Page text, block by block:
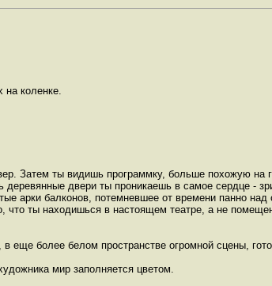
на коленке.
Затем ты видишь программку, больше похожую на
двери ты проникаешь в самое сердце -
арки балконов, потемневшее от времени панно над
ты находишься в настоящем театре, а не
более белом пространстве огромной сцены,
мир заполняется цветом.